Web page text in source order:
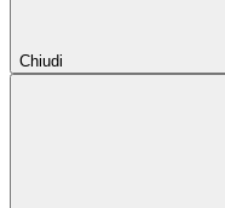
Chiudi